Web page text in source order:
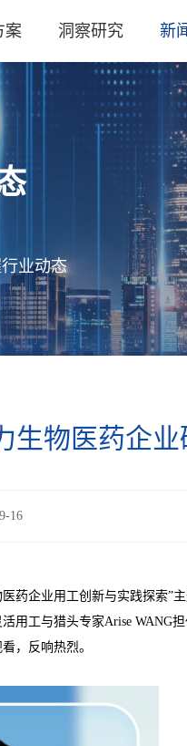
案 洞察研究 新
业动态
生物医药企
16
药企业用工创新与实践探索”
用工与猎头专家Arise WANG
，反响热烈。